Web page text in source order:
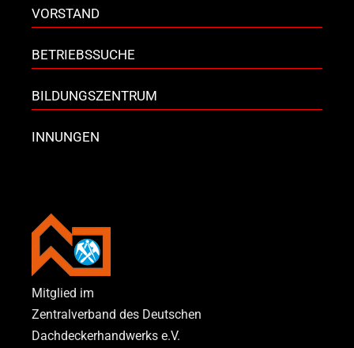
VORSTAND
BETRIEBSSUCHE
BILDUNGSZENTRUM
INNUNGEN
Mitglied im
Zentralverband des Deutschen
Dachdeckerhandwerks e.V.